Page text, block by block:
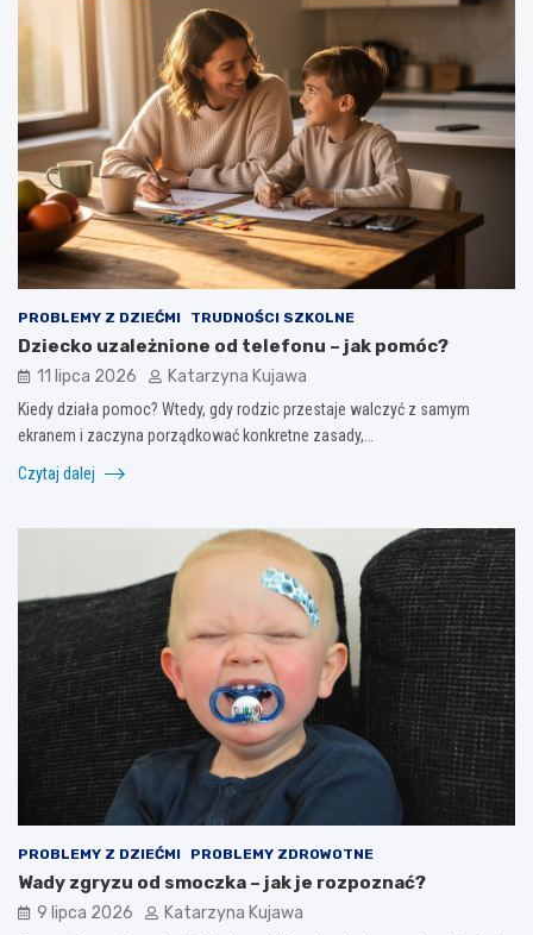
PROBLEMY Z DZIEĆMI TRUDNOŚCI SZKOLNE
Dziecko uzależnione od telefonu – jak pomóc?
11 lipca 2026 Katarzyna Kujawa
Kiedy działa pomoc? Wtedy, gdy rodzic przestaje walczyć z samym
ekranem i zaczyna porządkować konkretne zasady,…
Czytaj dalej
PROBLEMY Z DZIEĆMI PROBLEMY ZDROWOTNE
Wady zgryzu od smoczka – jak je rozpoznać?
9 lipca 2026 Katarzyna Kujawa